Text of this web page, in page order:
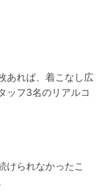
あれば、着こなし広
ッフ3名のリアルコ
けられなかったこ